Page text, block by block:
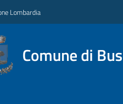
Lombardia
Comune di